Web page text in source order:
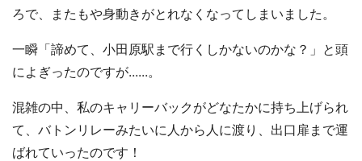
ろで、またもや身動きがとれなくなってしまいました。
一瞬「諦めて、小田原駅まで行くしかないのかな？」と頭
によぎったのですが......。
混雑の中、私のキャリーバックがどなたかに持ち上げられ
て、バトンリレーみたいに人から人に渡り、出口扉まで運
ばれていったのです！